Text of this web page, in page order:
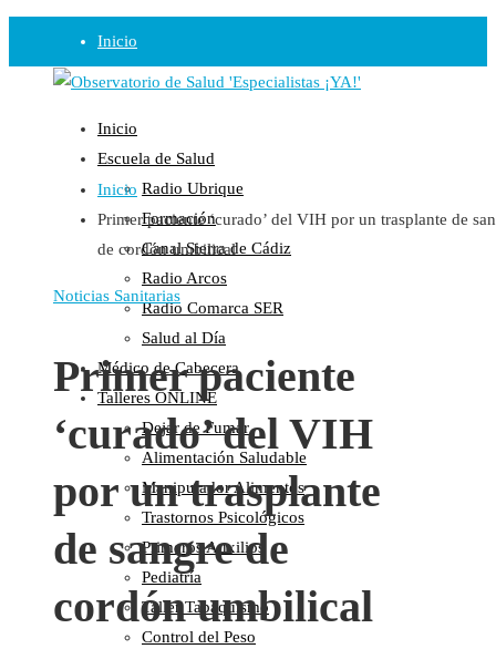
Inicio
Observatorio
Opinión
Radio
Guadalinfo Salud
Radio Guadalete
COPE Pontevedra
Salud en Radio Ubrique
Salud en Verano
Plataforma
Manifiestos
Comunicados
En nuestra Web
Colaboraciones
Cartas al Director
Medios de Comunicación
Otros
Vídeos
Inicio
Escuela de Salud
Radio Ubrique
Formación
Canal Sierra de Cádiz
Radio Arcos
Radio Comarca SER
Salud al Día
Médico de Cabecera
Talleres ONLINE
Dejar de Fumar
Alimentación Saludable
Manipulador Alimentos
Trastornos Psicológicos
Primeros Auxilios
Pediatría
Taller Tabaquismo
Control del Peso
Inicio
Primer paciente ‘curado’ del VIH por un trasplante de
de cordón umbilical
Noticias Sanitarias
Primer paciente
‘curado’ del VIH
por un trasplante
de sangre de
cordón umbilical